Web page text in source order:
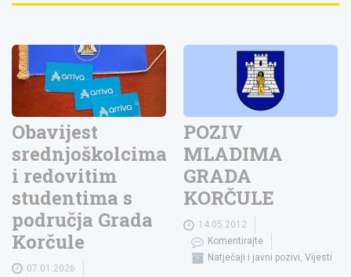
Obavijest
srednjoškolcima
i redovitim
studentima s
područja Grada
Korčule
07.01.2026
POZIV
MLADIMA
GRADA
KORČULE
14.05.2012
Komentirajte
Natječaji i javni pozivi,Vijesti